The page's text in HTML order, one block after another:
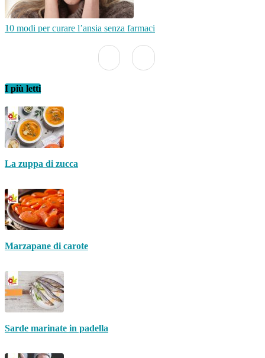
10 modi per curare l’ansia senza farmaci
I più letti
La zuppa di zucca
Marzapane di carote
Sarde marinate in padella